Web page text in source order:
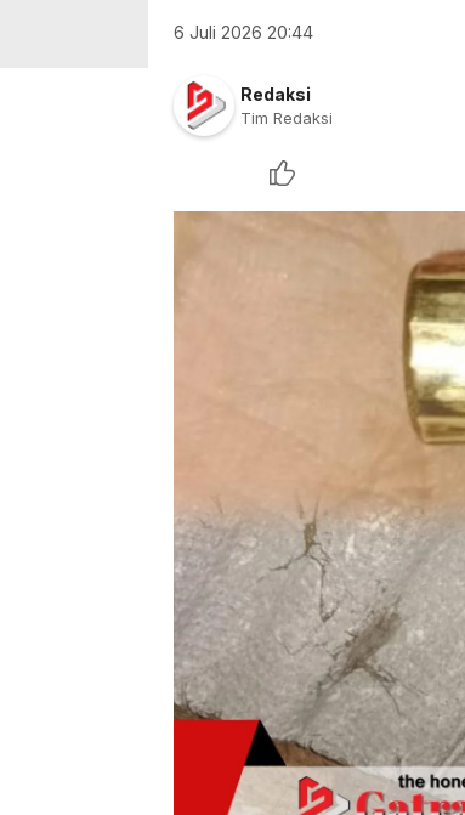
6 Juli 2026 20:44
Redaksi
Tim Redaksi